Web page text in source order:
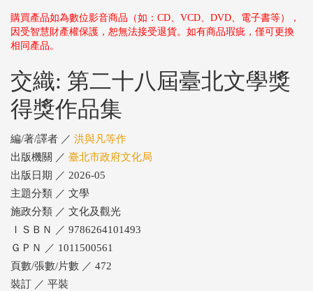
購買產品如為數位影音商品（如：CD、VCD、DVD、電子書等），
因受智慧財產權保護，恕無法接受退貨。如有商品瑕疵，僅可更換
相同產品。
交織: 第二十八屆臺北文學獎
得獎作品集
編/著/譯者 ／ 洪與凡等作
出版機關 ／ 臺北市政府文化局
出版日期 ／ 2026-05
主題分類 ／ 文學
施政分類 ／ 文化及觀光
ＩＳＢＮ ／ 9786264101493
ＧＰＮ ／ 1011500561
頁數/張數/片數 ／ 472
裝訂 ／ 平裝